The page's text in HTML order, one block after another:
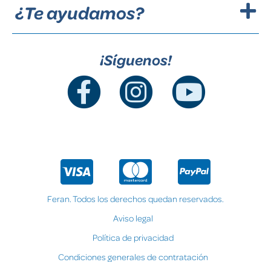
¿Te ayudamos?
¡Síguenos!
Feran. Todos los derechos quedan reservados.
Aviso legal
Política de privacidad
Condiciones generales de contratación